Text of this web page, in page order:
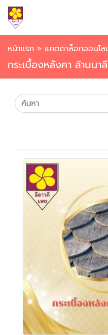
หน้าแรก » แคตตาล็อกออนไล
กระเบื้องหลังคา ล้านนา